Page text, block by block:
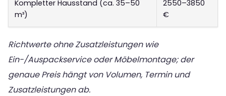
Kompletter Hausstand (ca. 35–50
m³)
2550–3850
€
Richtwerte ohne Zusatzleistungen wie
Ein-/Auspackservice oder Möbelmontage; der
genaue Preis hängt von Volumen, Termin und
Zusatzleistungen ab.